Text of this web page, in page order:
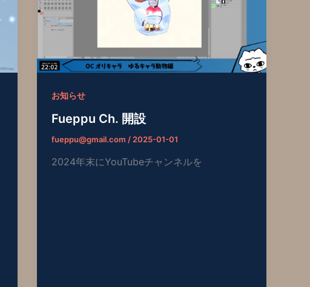
お知らせ
Fueppu Ch. 開設
fueppu@gmail.com / 2025-01-01
2024年末にYouTubeチャンネルを